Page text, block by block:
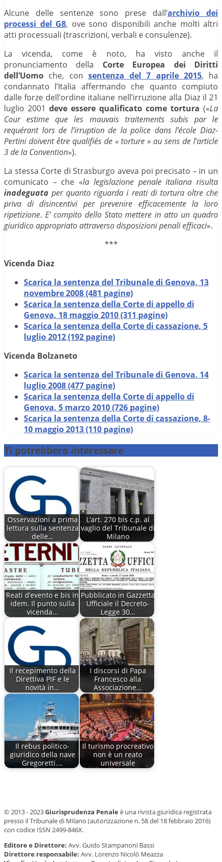
Alcune delle sentenze sono prese dall’archivio dei
processi del G8, ove sono disponibili anche molti altri
atti processuali (trascrizioni, verbali e consulenze).
La vicenda, come è noto, ha visto anche il
pronunciamento della Corte Europea dei Diritti
dell’Uomo che, con sentenza del 7 aprile 2015, ha
condannato l’Italia affermando che quanto compiuto
dalle forze dell’ordine italiane nell’irruzione alla Diaz il 21
luglio 2001 deve essere qualificato come tortura («La
Cour estime que les mauvais traitements subis par le
requérant lors de l’irruption de la police dans l’école Diaz-
Pertini doivent être qualifiés de « torture » au sens de l’article
3 de la Convention»).
La stessa Corte di Strasburgo aveva poi precisato – in un
comunicato – che «la legislazione penale italiana risulta
inadeguata per quanto riguarda i reati di tortura oltre che
priva di disincentivi per prevenire efficacemente la loro
ripetizione. E’ compito dello Stato mettere in atto un quadro
giuridico appropriato attraverso disposizioni penali efficaci».
***
Vicenda Diaz
Scarica la sentenza del Tribunale di Genova, 13
novembre 2008 (481 pagine)
Scarica la sentenza della Corte di appello di
Genova, 18 maggio 2010 (311 pagine)
Scarica la sentenza della Corte di cassazione, 5
luglio 2012 (192 pagine)
Vicenda Bolzaneto
Scarica la sentenza del Tribunale di Genova, 14
luglio 2008 (477 pagine)
Scarica la sentenza della Corte di appello di
Genova, 5 marzo 2010 (726 pagine)
Scarica la sentenza della Corte di cassazione, 8-
10 maggio 2013 (110 pagine)
Ti potrebbero interessare
Osservazioni a prima
lettura sulla sentenza
delle…
L’art. 270 bis c.p. al
vaglio del Tribunale di
Milano
Reati d’evento e bis in
idem. Il punto sulla
vicenda…
Pubblicato in Gazzetta
Ufficiale il Decreto-
Legge 30…
Il recepimento della
Direttiva PIF e le
novità in…
I discorsi di Papa
Francesco alla
Associazione…
Il rebus politico-
giuridico della nave
Gregoretti.…
Il turismo procreativo
non è un reato
universale
© 2013 - 2023Giurisprudenza Penale è una rivista giuridica registrata
presso il Tribunale di Milano (autorizzazione n. 58 del 18 febbraio 2016)
con codice ISSN 2499-846X.
Editore e Direttore: Avv. Guido Stampanoni Bassi
Direttore responsabile: Avv. Lorenzo Nicolò Meazza